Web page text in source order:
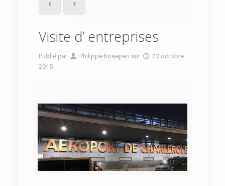
Visite d’ entreprises
Publié par Philippe Knaepen sur
23 octobre
2015